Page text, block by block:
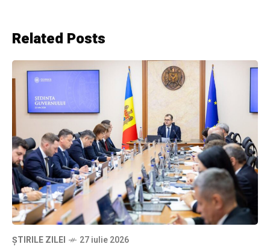
Related Posts
ȘTIRILE ZILEI 27 iulie 2026